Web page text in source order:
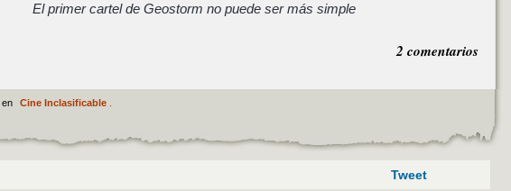
El primer cartel de Geostorm no puede ser más simple
2 comentarios
en Cine Inclasificable.
Tweet